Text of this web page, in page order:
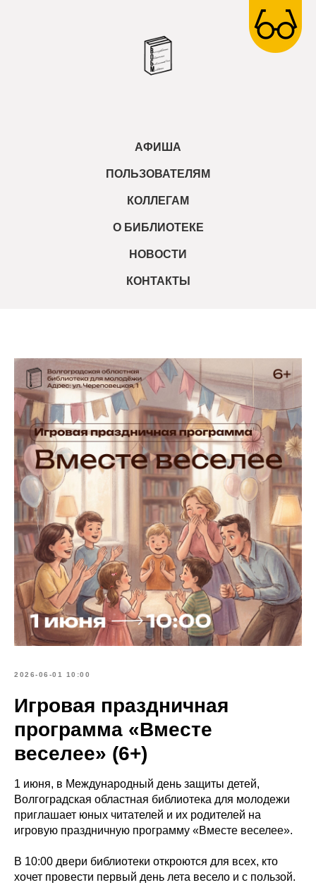
АФИША
ПОЛЬЗОВАТЕЛЯМ
КОЛЛЕГАМ
О БИБЛИОТЕКЕ
НОВОСТИ
КОНТАКТЫ
2026-06-01 10:00
Игровая праздничная
программа «Вместе
веселее» (6+)
1 июня, в Международный день защиты детей,
Волгоградская областная библиотека для молодежи
приглашает юных читателей и их родителей на
игровую праздничную программу «Вместе веселее».
В 10:00 двери библиотеки откроются для всех, кто
хочет провести первый день лета весело и с пользой.